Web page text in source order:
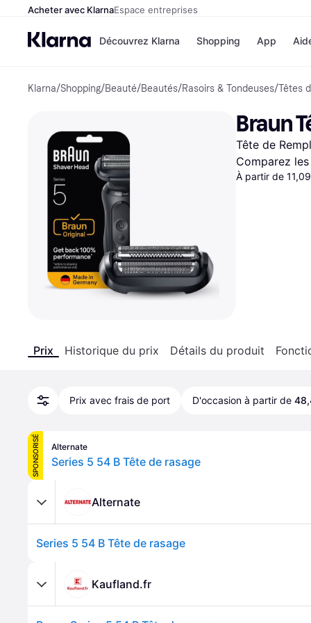
Acheter avec KlarnaEspace entreprises
Découvrez Klarna
Options de
paiement
Payer maintenant
Paiement en 3 fois
Paiement à 30 jours
Klarna sur Apple Pay
Shopping
Magasins
Airbnb
Temu
JD Sports
App
Klarna/Shopping/Beauté/Beautés/Rasoirs & Tondeuses/Têtes
Braun
Tête de
Comparez
À partir de
Prix Historique du prix Détails du produit
Prix avec frais de port D'occasion à partir de
SPONSORISÉ Alternate
Series 5 54 B Tête de rasage
Alternate
Series 5 54 B Tête de rasage
Kaufland.fr